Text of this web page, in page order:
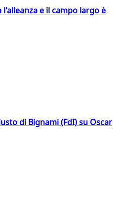
e il campo largo è
di Bignami (FdI) su Oscar